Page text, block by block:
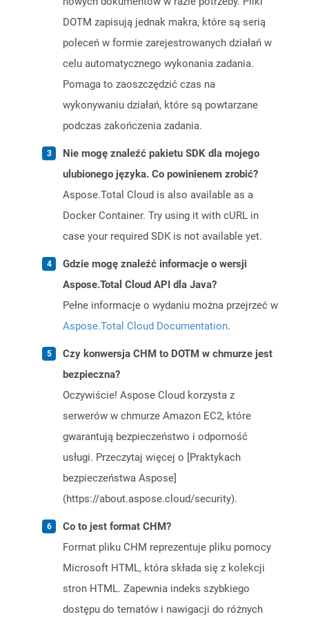
DOTM zapisują jednak makra, które są serią
poleceń w formie zarejestrowanych działań w
celu automatycznego wykonania zadania.
Pomaga to zaoszczędzić czas na
wykonywaniu działań, które są powtarzane
podczas zakończenia zadania.
Nie mogę znaleźć pakietu SDK dla mojego
ulubionego języka. Co powinienem zrobić?
Aspose.Total Cloud is also available as a
Docker Container. Try using it with cURL in
case your required SDK is not available yet.
Gdzie mogę znaleźć informacje o wersji
Aspose.Total Cloud API dla Java?
Pełne informacje o wydaniu można przejrzeć w
Aspose.Total Cloud Documentation.
Czy konwersja CHM to DOTM w chmurze jest
bezpieczna?
Oczywiście! Aspose Cloud korzysta z
serwerów w chmurze Amazon EC2, które
gwarantują bezpieczeństwo i odporność
usługi. Przeczytaj więcej o [Praktykach
bezpieczeństwa Aspose]
(https://about.aspose.cloud/security).
Co to jest format CHM?
Format pliku CHM reprezentuje pliku pomocy
Microsoft HTML, która składa się z kolekcji
stron HTML. Zapewnia indeks szybkiego
dostępu do tematów i nawigacji do różnych